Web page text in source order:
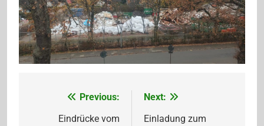
Beitragsnavigation
Previous:
Eindrücke vom
Next:
Einladung zum